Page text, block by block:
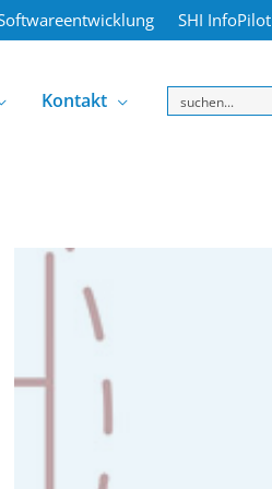
SHI InfoPilot
Kontakt